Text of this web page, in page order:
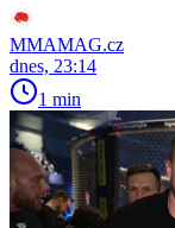
MMAMAG.cz
dnes, 23:14
1 min